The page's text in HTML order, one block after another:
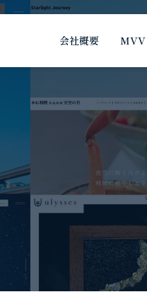
会社概要 MVV